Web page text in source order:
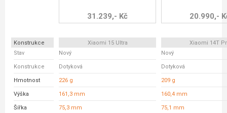
31.239,- Kč 20.990,-
Konstrukce Xiaomi 15 Ultra
Xiaomi 14T
Stav
Nový Nový
Konstrukce Dotyková Dotyková
Hmotnost 226 g 209 g
Výška 161,3 mm 160,4 mm
Šířka 75,3 mm 75,1 mm